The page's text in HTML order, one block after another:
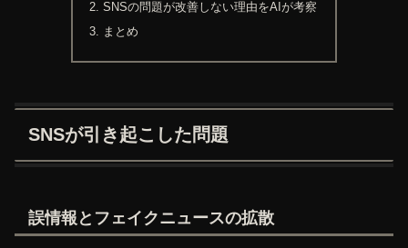
SNSの問題が改善しない理由をAIが考察
まとめ
SNSが引き起こした問題
誤情報とフェイクニュースの拡散